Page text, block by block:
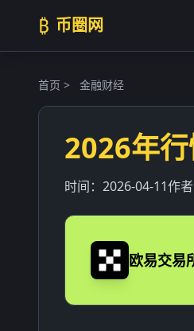
₿ 币圈网
首页 > 金融财经
2026年
时间： 2026-04-11作者
欧易交易